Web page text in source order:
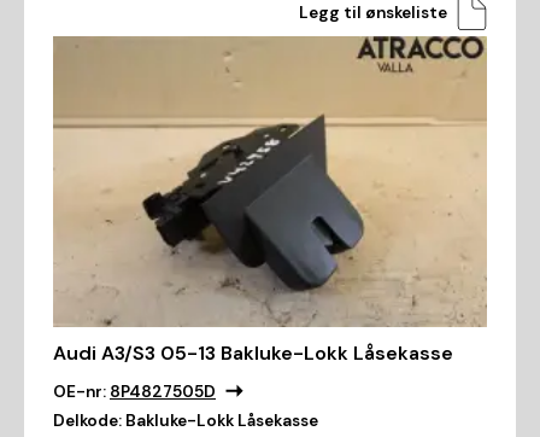
Legg til ønskeliste
Audi A3/S3 05-13 Bakluke-Lokk Låsekasse
OE-nr: 8P4827505D
Delkode: Bakluke-Lokk Låsekasse